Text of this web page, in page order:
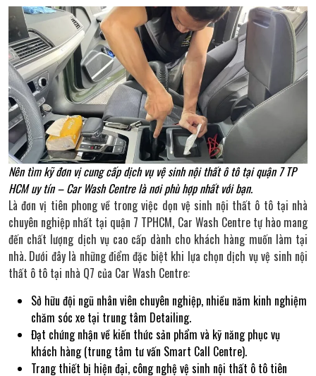
Nên tìm kỹ đơn vị cung cấp dịch vụ vệ sinh nội thất ô tô tại quận 7 TP
HCM uy tín – Car Wash Centre là nơi phù hợp nhất với bạn.
Là đơn vị tiên phong về trong việc dọn vệ sinh nội thất ô tô tại nhà
chuyên nghiệp nhất tại quận 7 TPHCM, Car Wash Centre tự hào mang
đến chất lượng dịch vụ cao cấp dành cho khách hàng muốn làm tại
nhà. Dưới đây là những điểm đặc biệt khi lựa chọn dịch vụ vệ sinh nội
thất ô tô tại nhà Q7 của Car Wash Centre:
Sở hữu đội ngũ nhân viên chuyên nghiệp, nhiều năm kinh nghiệm
chăm sóc xe tại trung tâm Detailing.
Đạt chứng nhận về kiến thức sản phẩm và kỹ năng phục vụ
khách hàng (trung tâm tư vấn Smart Call Centre).
Trang thiết bị hiện đại, công nghệ vệ sinh nội thất ô tô tiên